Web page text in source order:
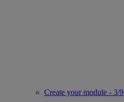
Create your module - 3/9